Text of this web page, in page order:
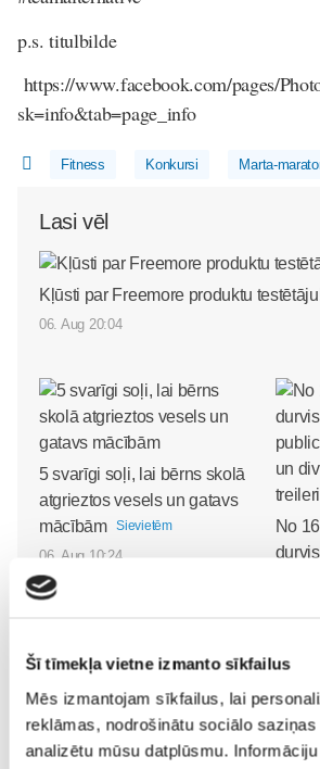
Šī tīmekļa vietne izmanto sīkfailus
Mēs izmantojam sīkfailus, lai
reklāmas, nodrošinātu sociālo
analizētu mūsu datplūsmu.
p.s. titulbilde
https://www.facebook.com/pages/
sk=info&tab=page_info
Fitness Konkursi Marta-
Lasi vēl
Kļūsti par Freemore produktu
06. Aug 20:04
5 svarīgi soļi, lai bērns skolā
atgrieztos vesels un gatavs
mācībām
Sievietēm
06. Aug 10:24
No
un
05. Aug